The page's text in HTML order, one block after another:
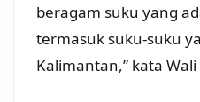
beragam suku yang
termasuk suku-suku
Kalimantan,” kata